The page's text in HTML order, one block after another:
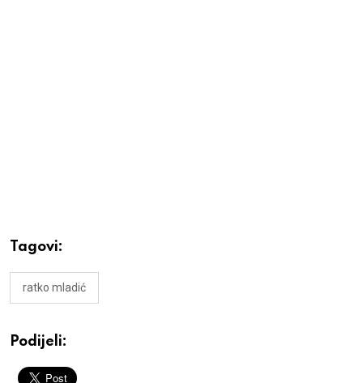
Tagovi:
ratko mladić
Podijeli: